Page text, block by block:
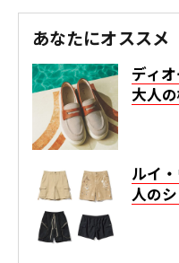
あなたにオススメ
ディ
大人
ルイ
人の